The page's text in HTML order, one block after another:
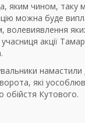
яким чином, таку
можна буде
волевиявлення
акції
намастили
які
обійстя Кутового.